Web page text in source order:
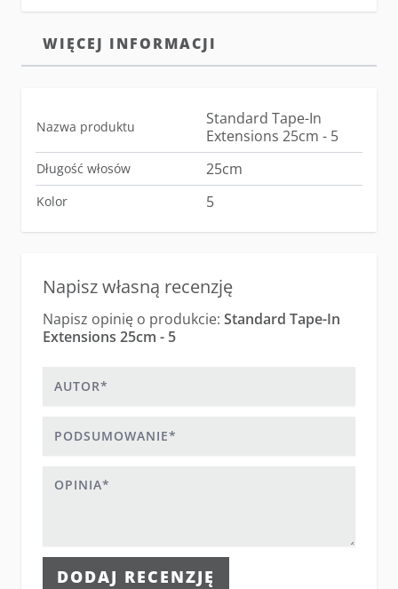
WIĘCEJ INFORMACJI
Nazwa produktu
Standard Tape-In
Extensions 25cm - 5
Długość włosów 25cm
Kolor 5
Napisz własną recenzję
Napisz opinię o produkcie: Standard Tape-In
Extensions 25cm - 5
DODAJ RECENZJĘ